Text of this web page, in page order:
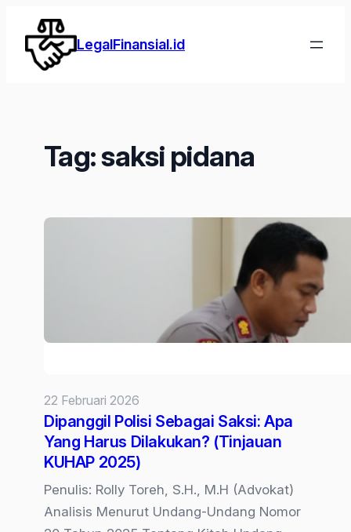
Lewati
konten
LegalFinansial.id
Tag:saksi pidana
22 Februari 2026
Dipanggil Polisi Sebagai Saksi: Apa
Yang Harus Dilakukan? (Tinjauan
KUHAP 2025)
Penulis: Rolly Toreh, S.H., M.H (Advokat)
Analisis Menurut Undang-Undang Nomor